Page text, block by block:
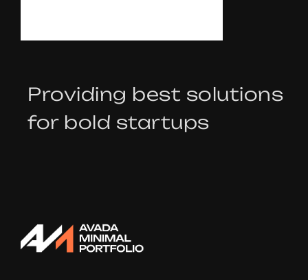
Providing best solutions
for bold startups